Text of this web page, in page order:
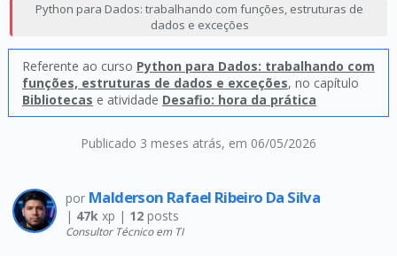
Publicado 3 meses atrás, em 06/05/2026
Python para Dados: trabalhando com funções, estruturas de
dados e exceções
Referente ao curso Python para Dados: trabalhando com
funções, estruturas de dados e exceções, no capítulo
Bibliotecas e atividade Desafio: hora da prática
por Malderson Rafael Ribeiro Da Silva
| 47kxp | 12posts
Consultor Técnico em TI